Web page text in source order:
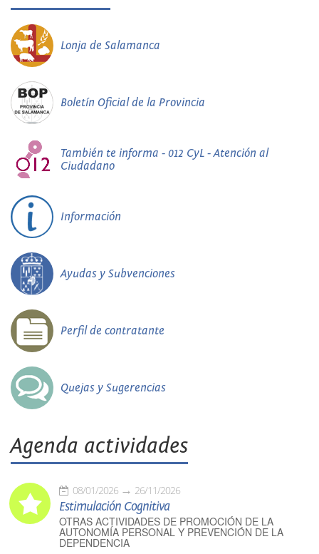
Lonja de Salamanca
Boletín Oficial de la Provincia
También te informa - 012 CyL - Atención al
Ciudadano
Información
Ayudas y Subvenciones
Perfil de contratante
Quejas y Sugerencias
Agenda actividades
08/01/2026 26/11/2026
Estimulación Cognitiva
OTRAS ACTIVIDADES DE PROMOCIÓN DE LA
AUTONOMÍA PERSONAL Y PREVENCIÓN DE LA
DEPENDENCIA